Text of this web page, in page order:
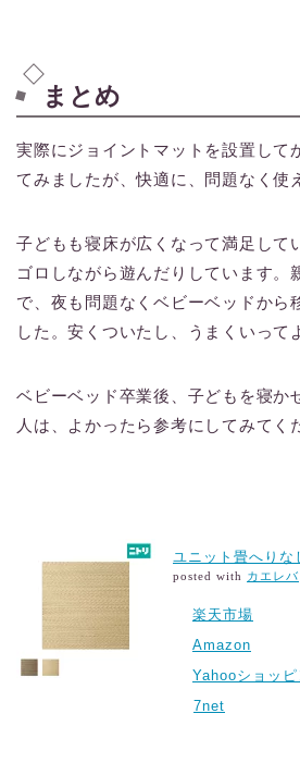
まとめ
実際にジョイントマットを設置して
てみましたが、快適に、問題なく使
子どもも寝床が広くなって満足して
ゴロしながら遊んだりしています。
で、夜も問題なくベビーベッドから
した。安くついたし、うまくいって
ベビーベッド卒業後、子どもを寝か
人は、よかったら参考にしてみてく
ユニット畳へりな
posted with カエレバ
楽天市場
Amazon
Yahooショッピ
7net